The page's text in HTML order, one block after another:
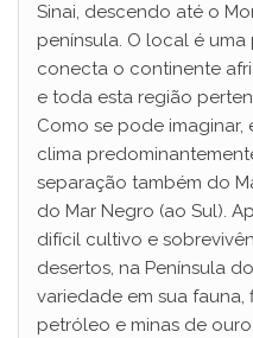
Sinai, descendo até o
península. O local é
conecta o continente
e toda esta região
Como se pode imaginar,
clima
separação também do
do Mar Negro (ao Sul).
difícil cultivo e
desertos, na Península
variedade em sua
petróleo e minas de ouro.